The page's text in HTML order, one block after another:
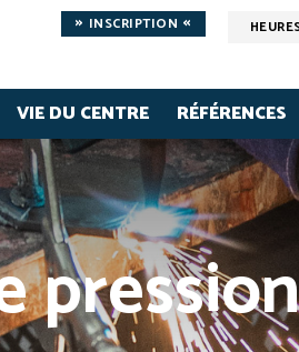
» INSCRIPTION «
VIE DU CENTRE RÉFÉRENCES
pression